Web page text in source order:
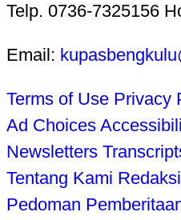
Telp. 0736-7325156
Email:
Terms of Use Privacy
Ad Choices
Newsletters
Tentang Kami Redaksi
Pedoman